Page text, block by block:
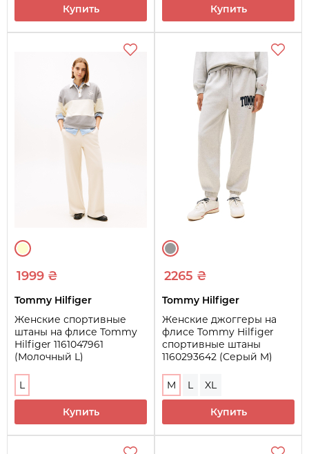
Купить Купить
1999 ₴
Tommy Hilfiger
Женские спортивные
штаны на флисе Tommy
Hilfiger 1161047961
(Молочный L)
L
Купить
2265 ₴
Tommy Hilfiger
Женские джоггеры на
флисе Tommy Hilfiger
спортивные штаны
1160293642 (Серый M)
M L XL
Купить